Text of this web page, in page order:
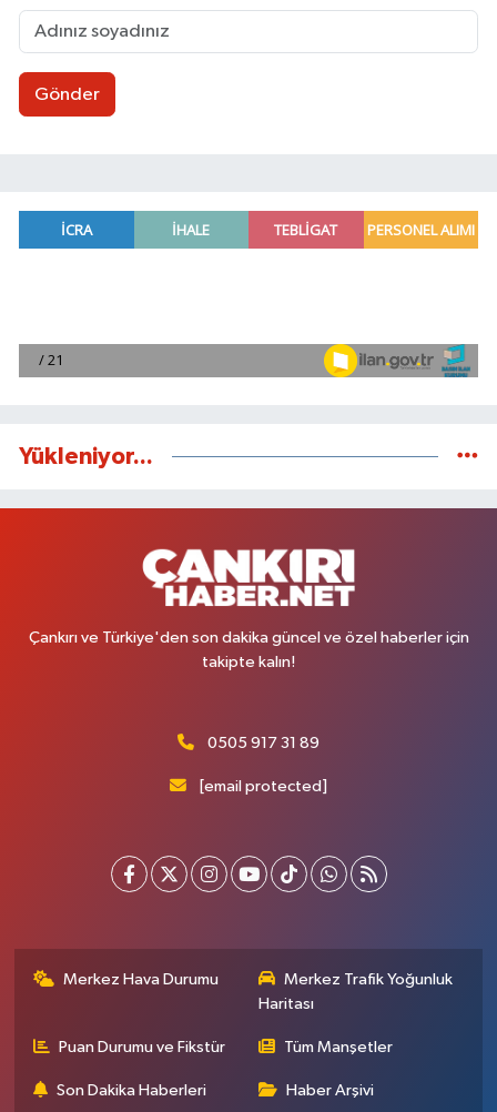
Gönder
Yükleniyor...
Çankırı ve Türkiye'den son dakika güncel ve özel haberler için
takipte kalın!
0505 917 31 89
[email protected]
Merkez Hava Durumu
Merkez Trafik Yoğunluk
Haritası
Puan Durumu ve Fikstür Tüm Manşetler
Son Dakika Haberleri Haber Arşivi